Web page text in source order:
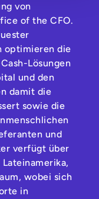
von
of the CFO.
optimieren die
Lösungen
und den
damit die
sowie die
und
verfügt über
wobei sich
in